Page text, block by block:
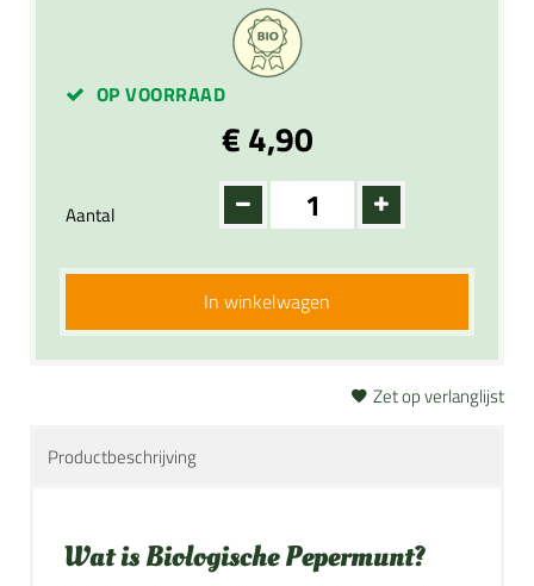
OP VOORRAAD
€ 4,90
Aantal
In winkelwagen
Zet op verlanglijst
Productbeschrijving
Wat is Biologische Pepermunt?